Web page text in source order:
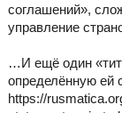
соглашений»,
управление
…И ещё один
определённую ей
https://